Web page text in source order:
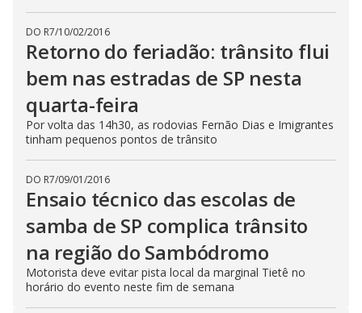
DO R7/10/02/2016
Retorno do feriadão: trânsito flui
bem nas estradas de SP nesta
quarta-feira
Por volta das 14h30, as rodovias Fernão Dias e Imigrantes
tinham pequenos pontos de trânsito
DO R7/09/01/2016
Ensaio técnico das escolas de
samba de SP complica trânsito
na região do Sambódromo
Motorista deve evitar pista local da marginal Tietê no
horário do evento neste fim de semana